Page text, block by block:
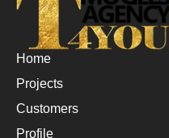
Home
Projects
Customers
Profile